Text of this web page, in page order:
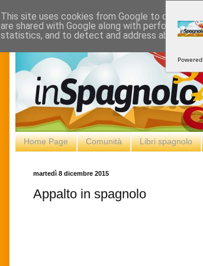
Home Page Comunità Libri spagnolo
martedì 8 dicembre 2015
Appalto in spagnolo
This site uses cookies from Google to deliver
are shared with Google along with
statistics, and to detect and address abuse.